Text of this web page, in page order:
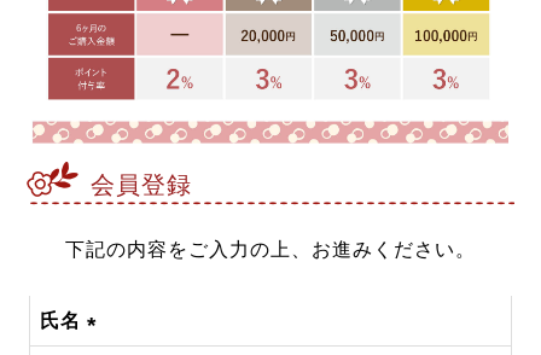
会員登録
下記の内容をご入力の上、お進みください。
氏名